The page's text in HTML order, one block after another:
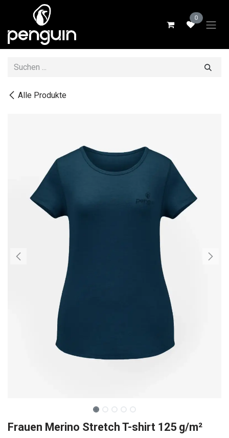
Zum Inhalt springen
0
Alle Produkte
Frauen Merino Stretch T-shirt 125 g/m²